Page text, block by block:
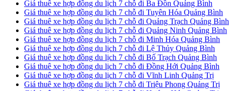
Giá thuê xe hợp đồng du lịch 7 chỗ đi Ba Đồn Quảng Bình
Giá thuê xe hợp đồng du lịch 7 chỗ đi Tuyên Hóa Quảng Bình
Giá thuê xe hợp đồng du lịch 7 chỗ đi Quảng Trạch Quảng Bình
Giá thuê xe hợp đồng du lịch 7 chỗ đi Quảng Ninh Quảng Bình
Giá thuê xe hợp đồng du lịch 7 chỗ đi Minh Hóa Quảng Bình
Giá thuê xe hợp đồng du lịch 7 chỗ đi Lệ Thủy Quảng Bình
Giá thuê xe hợp đồng du lịch 7 chỗ đi Bố Trạch Quảng Bình
Giá thuê xe hợp đồng du lịch 7 chỗ đi Đồng Hới Quảng Bình
Giá thuê xe hợp đồng du lịch 7 chỗ đi Vĩnh Linh Quảng Trị
Giá thuê xe hợp đồng du lịch 7 chỗ đi Triệu Phong Quảng Trị